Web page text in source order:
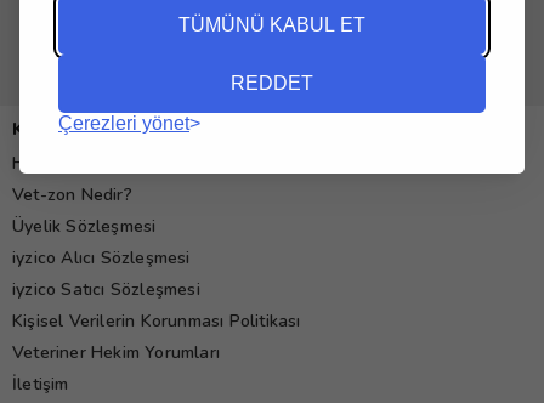
TÜMÜNÜ KABUL ET
REDDET
Çerezleri yönet
Kurumsal
Hakkımızda
Vet-zon Nedir?
Üyelik Sözleşmesi
iyzico Alıcı Sözleşmesi
iyzico Satıcı Sözleşmesi
Kişisel Verilerin Korunması Politikası
Veteriner Hekim Yorumları
İletişim